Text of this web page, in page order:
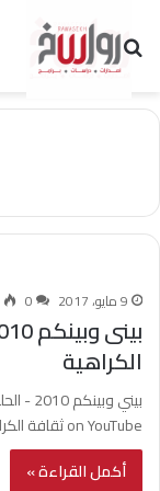
بحث عن
9 مايو، 2017 0
الكراهية
on YouTube ثقافة الكراهية من الأدعية الجميلة: (اللهم…
أكمل القراءة »